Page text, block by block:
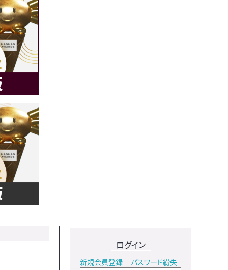
ログイン
新規会員登録 パスワード紛失